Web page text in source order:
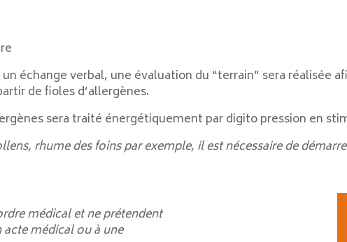
échange verbal, une évaluation du “terrain” sera réalisée
de fioles d’allergènes.
sera traité énergétiquement par digito pression en
rhume des foins par exemple, il est nécessaire de
médical et ne prétendent
acte médical ou à une